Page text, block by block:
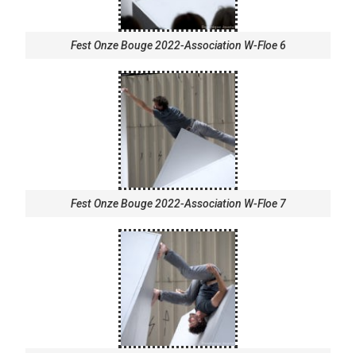
Fest Onze Bouge 2022-Association W-Floe 6
Fest Onze Bouge 2022-Association W-Floe 7